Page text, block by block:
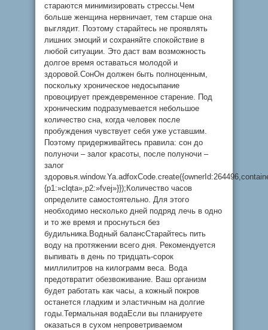
стараются минимизировать стрессы.Чем
больше женщина нервничает, тем старше она
выглядит. Поэтому старайтесь не проявлять
лишних эмоций и сохраняйте спокойствие в
любой ситуации. Это даст вам возможность
долгое время оставаться молодой и
здоровой.СонОн должен быть полноценным,
поскольку хроническое недосыпание
провоцирует преждевременное старение. Под
хроническим подразумевается небольшое
количество сна, когда человек после
пробуждения чувствует себя уже уставшим.
Поэтому придерживайтесь правила: сон до
полуночи – залог красоты, после полуночи –
залог
{p1:»clqta»,p2:»fvej»}});Количество часов
определите самостоятельно. Для этого
необходимо несколько дней подряд лечь в одно
и то же время и проснуться без
будильника.Водный балансСтарайтесь пить
воду на протяжении всего дня. Рекомендуется
выпивать в день по тридцать-сорок
миллилитров на килограмм веса. Вода
предотвратит обезвоживание. Ваш организм
будет работать как часы, а кожный покров
останется гладким и эластичным на долгие
годы.Термальная водаЕсли вы планируете
оказаться в сухом непроветриваемом